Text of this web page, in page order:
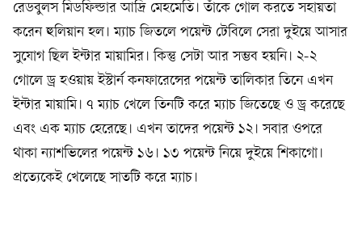
রেডবুলস মিডফিল্ডার আদ্রি মেহমেতি। তাঁকে গোল করতে সহায়তা
করেন হুলিয়ান হল। ম্যাচ জিতলে পয়েন্ট টেবিলে সেরা দুইয়ে আসার
সুযোগ ছিল ইন্টার মায়ামির। কিন্তু সেটা আর সম্ভব হয়নি। ২-২
গোলে ড্র হওয়ায় ইস্টার্ন কনফারেন্সের পয়েন্ট তালিকার তিনে এখন
ইন্টার মায়ামি। ৭ ম্যাচ খেলে তিনটি করে ম্যাচ জিতেছে ও ড্র করেছে
এবং এক ম্যাচ হেরেছে। এখন তাদের পয়েন্ট ১২। সবার ওপরে
থাকা ন্যাশভিলের পয়েন্ট ১৬। ১৩ পয়েন্ট নিয়ে দুইয়ে শিকাগো।
প্রত্যেকেই খেলেছে সাতটি করে ম্যাচ।